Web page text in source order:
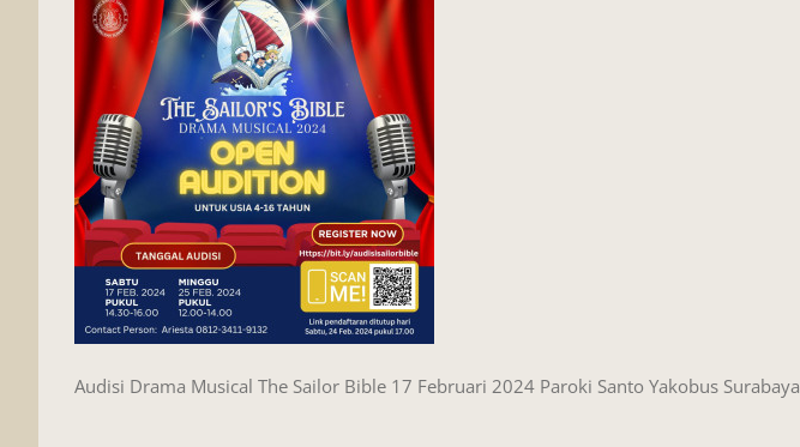
Audisi Drama Musical The Sailor Bible 17 Februari 2024 Paroki Santo Yakobus Surabaya